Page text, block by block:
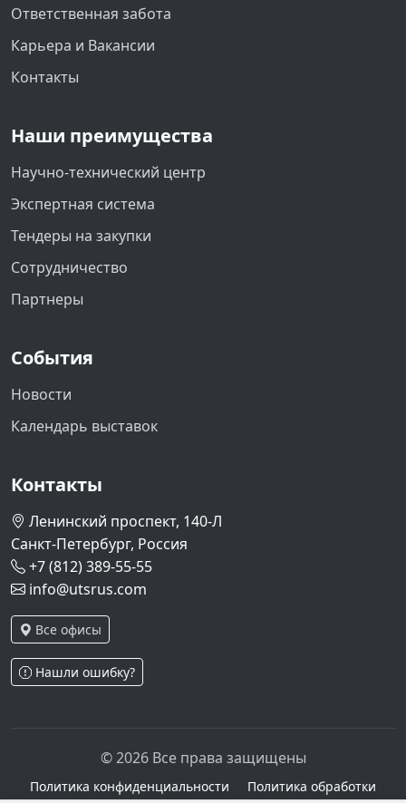
Ответственная забота
Карьера и Вакансии
Контакты
Наши преимущества
Научно-технический центр
Экспертная система
Тендеры на закупки
Сотрудничество
Партнеры
События
Новости
Календарь выставок
Контакты
Ленинский проспект, 140-Л
Санкт-Петербург, Россия
+7 (812) 389-55-55
info@utsrus.com
Все офисы
Нашли ошибку?
© 2026 Все права защищены
Политика конфиденциальности
Политика обработки